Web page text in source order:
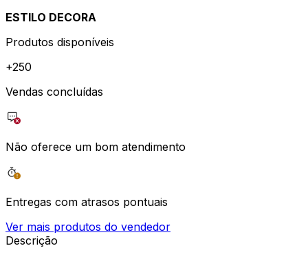
ESTILO DECORA
Produtos disponíveis
+250
Vendas concluídas
Não oferece um bom atendimento
Entregas com atrasos pontuais
Ver mais produtos do vendedor
Descrição